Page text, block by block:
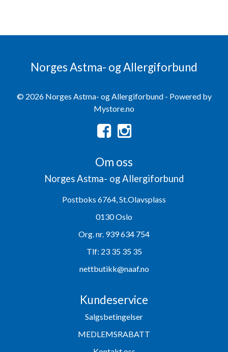
Norges Astma- og Allergiforbund
© 2026 Norges Astma- og Allergiforbund - Powered by
Mystore.no
Om oss
Norges Astma- og Allergiforbund
Postboks 6764, St.Olavsplass
0130 Oslo
Org. nr. 939 634 754
Tlf: 23 35 35 35
nettbutikk@naaf.no
Kundeservice
Salgsbetingelser
MEDLEMSRABATT